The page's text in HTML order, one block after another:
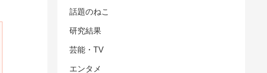
話題のねこ
研究結果
芸能・TV
エンタメ